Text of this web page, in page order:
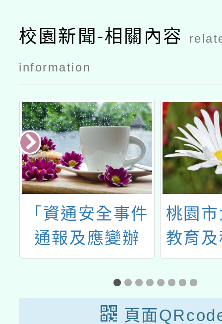
校園新聞-相關內容
information
「資通安全事件
通報及應變辦
法」，並修正名
稱為「資通安全
事件通報應變及
桃園
教育
114年
頁面